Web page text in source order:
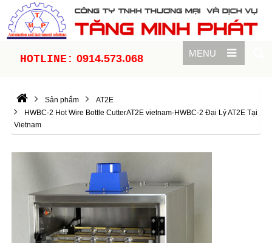
HOTLINE: 0914.573.068 MENU
Sản phẩm
AT2E
HWBC-2 Hot Wire Bottle CutterAT2E vietnam-HWBC-2 Đại Lý AT2E Tại
Vietnam